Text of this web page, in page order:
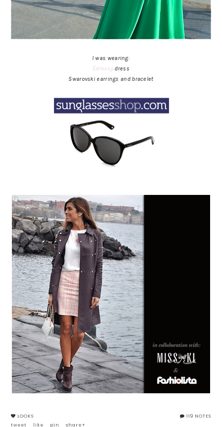
I was wearing:
Edressy dress
Swarovski earrings and bracelet
119 NOTES
LOOKS
tweet
like pin share+